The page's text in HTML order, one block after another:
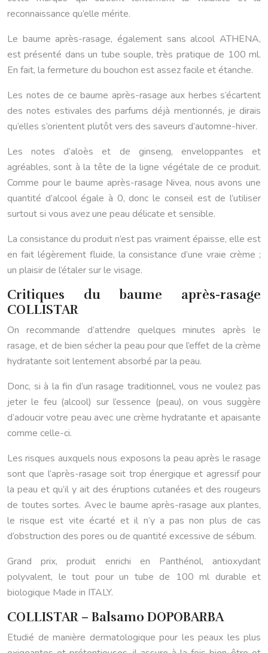
reconnaissance qu’elle mérite.
Le baume après-rasage, également sans alcool ATHENA,
est présenté dans un tube souple, très pratique de 100 ml.
En fait, la fermeture du bouchon est assez facile et étanche.
Les notes de ce baume après-rasage aux herbes s’écartent
des notes estivales des parfums déjà mentionnés, je dirais
qu’elles s’orientent plutôt vers des saveurs d’automne-hiver.
Les notes d’aloès et de ginseng, enveloppantes et
agréables, sont à la tête de la ligne végétale de ce produit.
Comme pour le baume après-rasage Nivea, nous avons une
quantité d’alcool égale à 0, donc le conseil est de l’utiliser
surtout si vous avez une peau délicate et sensible.
La consistance du produit n’est pas vraiment épaisse, elle est
en fait légèrement fluide, la consistance d’une vraie crème ;
un plaisir de l’étaler sur le visage.
Critiques du baume après-rasage
COLLISTAR
On recommande d’attendre quelques minutes après le
rasage, et de bien sécher la peau pour que l’effet de la crème
hydratante soit lentement absorbé par la peau.
Donc, si à la fin d’un rasage traditionnel, vous ne voulez pas
jeter le feu (alcool) sur l’essence (peau), on vous suggère
d’adoucir votre peau avec une crème hydratante et apaisante
comme celle-ci.
Les risques auxquels nous exposons la peau après le rasage
sont que l’après-rasage soit trop énergique et agressif pour
la peau et qu’il y ait des éruptions cutanées et des rougeurs
de toutes sortes. Avec le baume après-rasage aux plantes,
le risque est vite écarté et il n’y a pas non plus de cas
d’obstruction des pores ou de quantité excessive de sébum.
Grand prix, produit enrichi en Panthénol, antioxydant
polyvalent, le tout pour un tube de 100 ml durable et
biologique Made in ITALY.
COLLISTAR – Balsamo DOPOBARBA
Etudié de manière dermatologique pour les peaux les plus